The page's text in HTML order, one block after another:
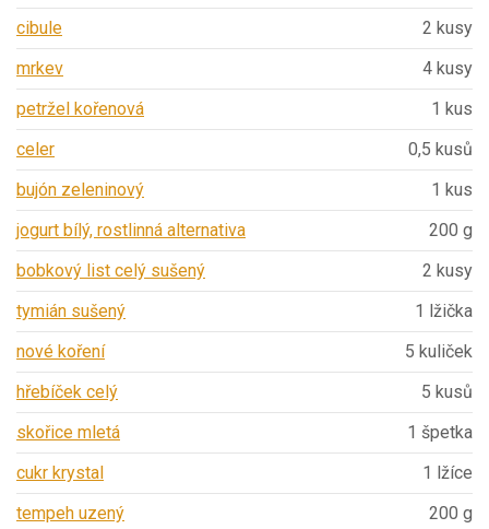
cibule
2 kusy
mrkev
4 kusy
petržel kořenová
1 kus
celer
0,5 kusů
bujón zeleninový
1 kus
jogurt bílý, rostlinná alternativa
200 g
bobkový list celý sušený
2 kusy
tymián sušený
1 lžička
nové koření
5 kuliček
hřebíček celý
5 kusů
skořice mletá
1 špetka
cukr krystal
1 lžíce
tempeh uzený
200 g